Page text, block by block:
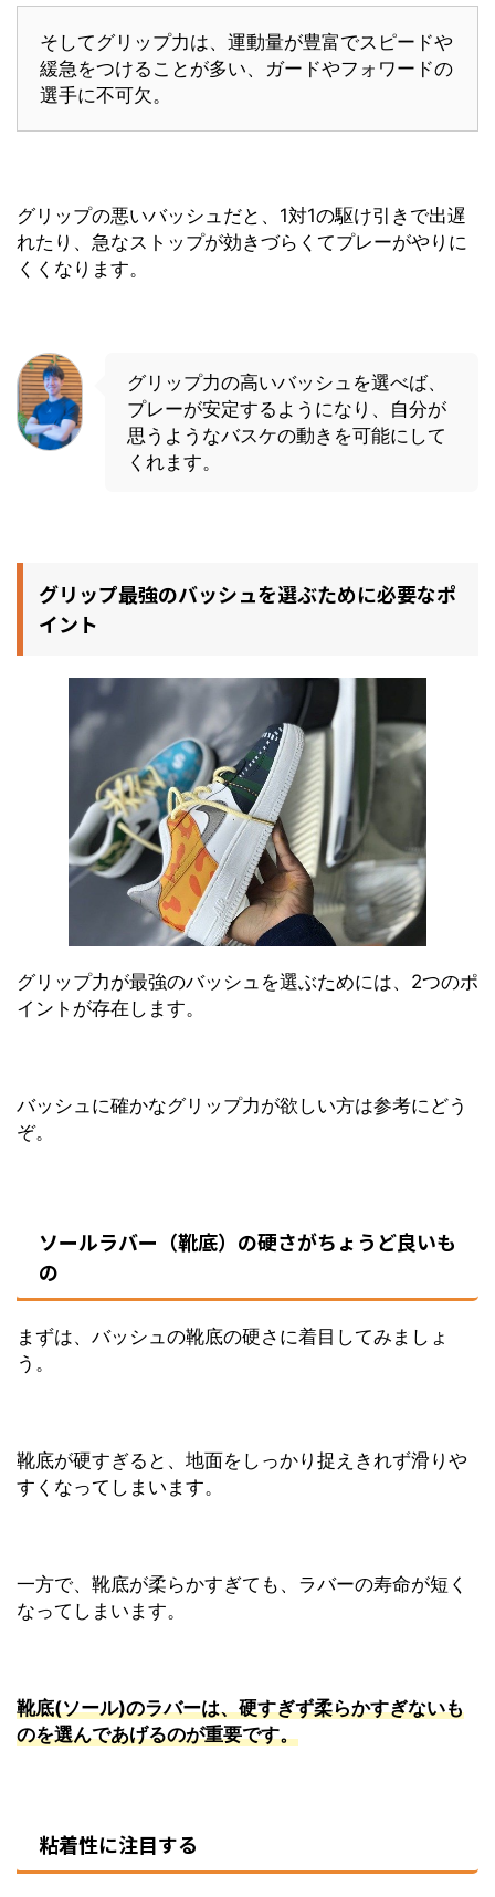
そしてグリップ力は、運動量が豊富でスピードや
緩急をつけることが多い、ガードやフォワードの
選手に不可欠。
グリップの悪いバッシュだと、1対1の駆け引きで出遅
れたり、急なストップが効きづらくてプレーがやりに
くくなります。
グリップ力の高いバッシュを選べば、
プレーが安定するようになり、自分が
思うようなバスケの動きを可能にして
くれます。
グリップ最強のバッシュを選ぶために必要なポ
イント
グリップ力が最強のバッシュを選ぶためには、2つのポ
イントが存在します。
バッシュに確かなグリップ力が欲しい方は参考にどう
ぞ。
ソールラバー（靴底）の硬さがちょうど良いも
の
まずは、バッシュの靴底の硬さに着目してみましょ
う。
靴底が硬すぎると、地面をしっかり捉えきれず滑りや
すくなってしまいます。
一方で、靴底が柔らかすぎても、ラバーの寿命が短く
なってしまいます。
靴底(ソール)のラバーは、硬すぎず柔らかすぎないも
のを選んであげるのが重要です。
粘着性に注目する